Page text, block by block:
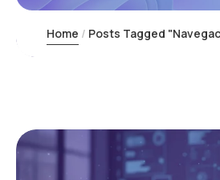
Home Posts Tagged